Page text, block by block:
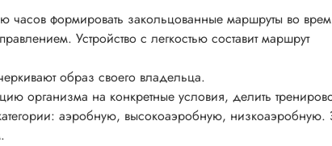
формировать закольцованные маршруты во
Устройство с легкостью составит маршрут
образ своего владельца.
организма на конкретные условия, делить
аэробную, высокоаэробную, низкоаэробную.